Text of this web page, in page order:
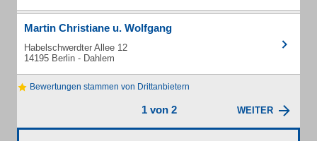
Martin Christiane u. Wolfgang
Habelschwerdter Allee 12
14195 Berlin - Dahlem
Bewertungen stammen von Drittanbietern
1 von 2 WEITER